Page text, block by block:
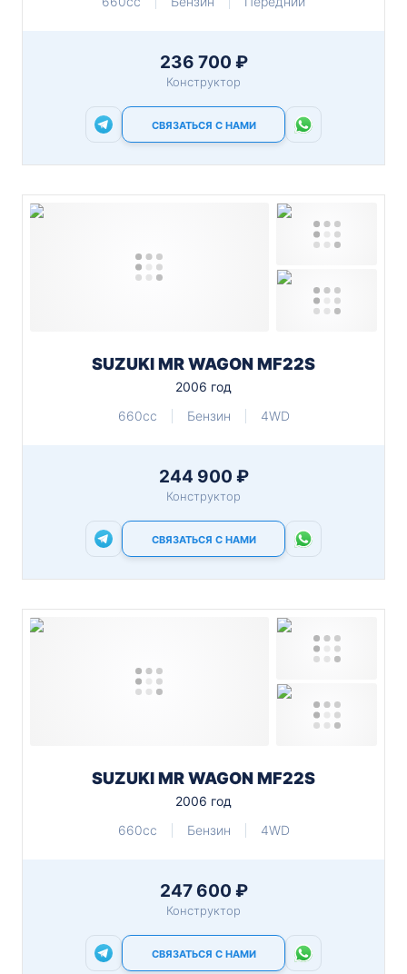
236 700 ₽
Конструктор
СВЯЗАТЬСЯ С НАМИ
SUZUKI MR WAGON MF22S
2006 год
660cc
Бензин 4WD
244 900 ₽
Конструктор
СВЯЗАТЬСЯ С НАМИ
SUZUKI MR WAGON MF22S
2006 год
660cc
Бензин 4WD
247 600 ₽
Конструктор
СВЯЗАТЬСЯ С НАМИ